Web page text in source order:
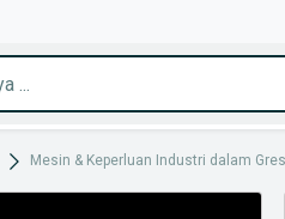
Mesin & Keperluan Industri dalam